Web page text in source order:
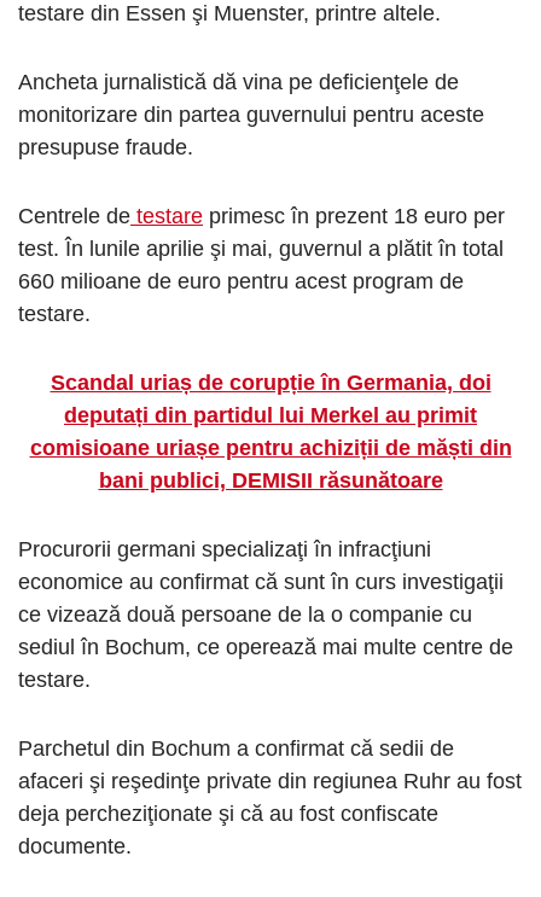
testare din Essen şi Muenster, printre altele.
Ancheta jurnalistică dă vina pe deficienţele de
monitorizare din partea guvernului pentru aceste
presupuse fraude.
Centrele de testare primesc în prezent 18 euro per
test. În lunile aprilie şi mai, guvernul a plătit în total
660 milioane de euro pentru acest program de
testare.
Scandal uriaș de corupție în Germania, doi
deputați din partidul lui Merkel au primit
comisioane uriașe pentru achiziții de măști din
bani publici, DEMISII răsunătoare
Procurorii germani specializaţi în infracţiuni
economice au confirmat că sunt în curs investigaţii
ce vizează două persoane de la o companie cu
sediul în Bochum, ce operează mai multe centre de
testare.
Parchetul din Bochum a confirmat că sedii de
afaceri şi reşedinţe private din regiunea Ruhr au fost
deja percheziţionate şi că au fost confiscate
documente.